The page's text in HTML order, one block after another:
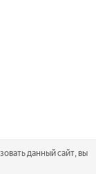
данный сайт, вы